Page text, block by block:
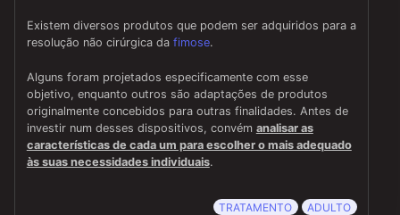
Existem diversos produtos que podem ser adquiridos para a
resolução não cirúrgica da fimose.
Alguns foram projetados especificamente com esse
objetivo, enquanto outros são adaptações de produtos
originalmente concebidos para outras finalidades. Antes de
investir num desses dispositivos, convém analisar as
características de cada um para escolher o mais adequado
às suas necessidades individuais.
TRATAMENTO ADULTO